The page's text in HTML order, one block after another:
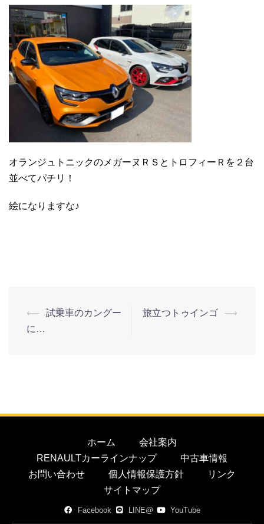
オランジュトニックのメガーヌＲＳとトロフィーＲを２台
並べてパチリ！
絵になりますな♪
⟵
試乗車のカングー
に…
旅立つトゥインゴ ⟶
ホーム
会社案内
RENAULTカーラインナップ
中古車情報
お問い合わせ
個人情報保護方針
リンク
サイトマップ
Facebook LINE@ YouTube